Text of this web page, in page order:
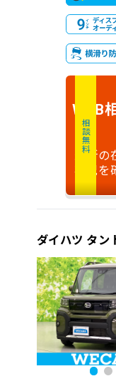
相談無料
WEB
最新
状況を
ダイハツ タン